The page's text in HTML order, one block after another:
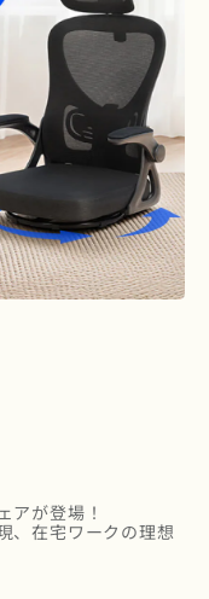
アが登場！
、在宅ワークの理想